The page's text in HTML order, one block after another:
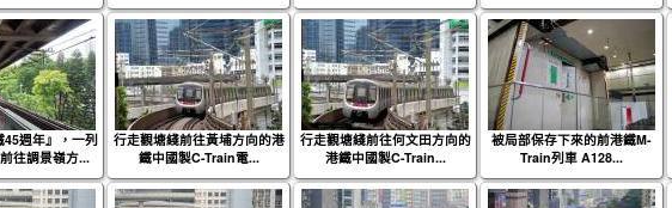
45週年』，一列
往調景嶺方...
行走觀塘綫前往黃埔方向的港
鐵中國製C-Train電...
行走觀塘綫前往何文田方向的
港鐵中國製C-Train...
被局部保存下來的前港鐵M-
Train列車 A128...